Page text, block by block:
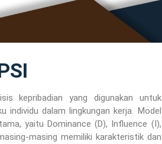
kepribadian yang digunakan untuk
individu dalam lingkungan kerja. Model
yaitu Dominance (D), Influence (I),
masing memiliki karakteristik dan